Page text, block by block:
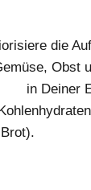
die
Obst
in Deiner